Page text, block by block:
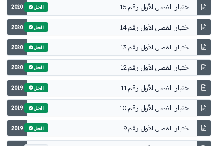
اختبار الفصل الأول رقم 15 2020 الحل
اختبار الفصل الأول رقم 14 2020 الحل
اختبار الفصل الأول رقم 13 2020 الحل
اختبار الفصل الأول رقم 12 2020 الحل
اختبار الفصل الأول رقم 11 2019 الحل
اختبار الفصل الأول رقم 10 2019 الحل
اختبار الفصل الأول رقم 9 2019 الحل